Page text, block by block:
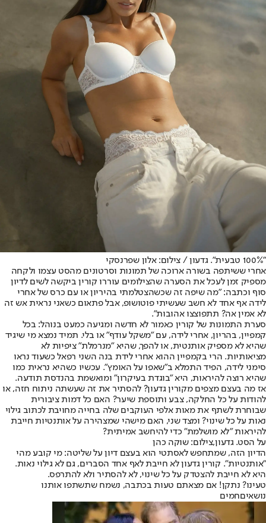
"100% טבעית". גדעון / צילום: אלון שפרנסקי
אחרי ששיתפה בשורה ארוכה של תמונות וסרטונים מהסט עצמו ולקחה
מספיק זמן לעכל את הסערה שהצילומים עוררו קורין ביקשה לשים לדיון
סוף וכתבה: "מה שיפה זה שכשהצטלמתי בהיריון או עם כרס של אחרי
לידה אף אחד לא חשב שעשיתי פוטושופ, אבל פתאום כשאני נראית אש זה
לא אמין אה? תתפוצצו אהובות".
סערת התמונות של קורין כאמור לא חדשה ומגיעה כמעט בנוהל: בכל
קמפיין, בהריון, אחרי לידה, עם "משקל עודף" או בלי. תמיד נמצא מי שיגיד
שהיא לא מספיק אותנטית, או להפך, שהיא "מנרמלת" ציפיות לא
מציאותיות. הרי בקמפיין ההוא אחרי לידת בנה השני רפאל כשעוד נראו
סימני לידה, הפיד התמלא ב"שאפו על האומץ". עכשיו כשהיא נראית כמו
שהיא רוצה להיראות, היא "בוגדת בעיקרון" ומואשמת בהנדסת תודעה.
אז מה בעצם מצפים מקורין גדעון? להסתיר את זה שעשתה ניתוח חזה, או
להודות על כל החלקה, צבע ותוספת שיער? האם כל דמות ציבורית
שבוחרת לשתף את מאות אלפי העוקבים שלה בחייה מחויבת לכתוב גילוי
נאות על כל שינוי? ומצד שני, האם מישהי שמצהירה על אותנטיות חייבת
להיראות "לא מושלמת" כדי להיחשב אמיתית?
על הסט. גדעון,צילום: שוקה כהן
הדיון הזה, שמתחפש לאסתטי הוא בעצם דיון על שליטה: מי קובע מהי
"אותנטיות". קורין גדעון לא חייבת לאף אחד הסברים, גם לא גילוי נאות.
היא לא חייבת להצטדק על כל שינוי, לא להסתיר ולא להתרפס.
טעינו? נתקן! אם מצאתם טעות בכתבה, נשמח שתשתפו אותנו
נושאיםחמים